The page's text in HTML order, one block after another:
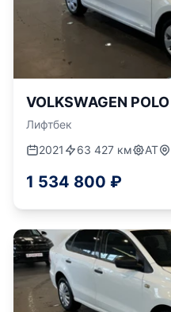
VOLKSWAGEN POLO
Лифтбек
2021
63 427 км АТ
1 534 800 ₽